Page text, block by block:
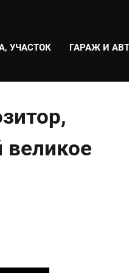
УЧАСТОК ГАРАЖ И